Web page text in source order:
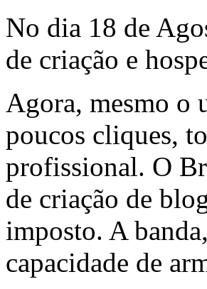
No dia 18 de
de criação e
Agora, mesmo o
poucos cliques,
profissional. O
de criação de
imposto. A
capacidade de